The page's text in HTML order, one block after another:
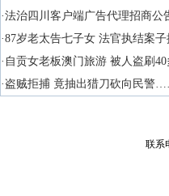
·法治四川客户端广告代理招商公
·87岁老太告七子女 法官执结案
·自贡女老板澳门旅游 被人盗刷
·盗贼拒捕 竟抽出猎刀砍向民警
联系